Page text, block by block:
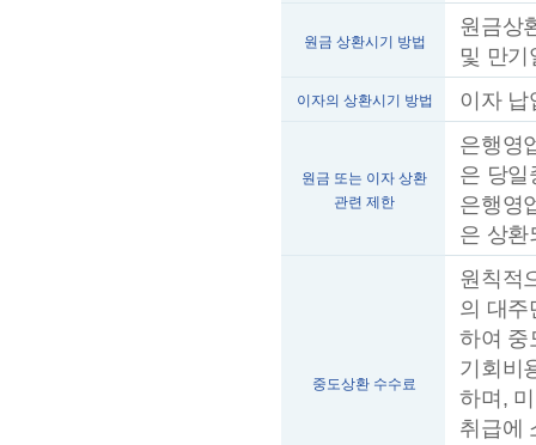
원금 상환시기 방법
원금상
및 만
이자의 상환시기 방법 이자 납
원금 또는 이자 상환
관련 제한
은행영
은 당일
은행영
은 상환
중도상환 수수료
원칙적
의 대주
하여 중
기회비
하며,
취급에